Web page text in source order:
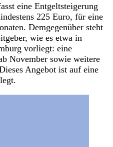
eine Entgeltsteigerung
225 Euro, für eine
Demgegenüber steht
wie es etwa in
vorliegt: eine
November sowie weitere
Angebot ist auf eine